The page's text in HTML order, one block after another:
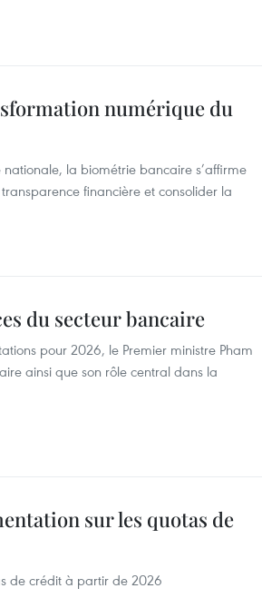
numérique du
la biométrie bancaire s’affirme
financière et consolider la
du secteur bancaire
pour 2026, le Premier ministre Pham
ainsi que son rôle central dans la
sur les quotas de
de crédit à partir de 2026